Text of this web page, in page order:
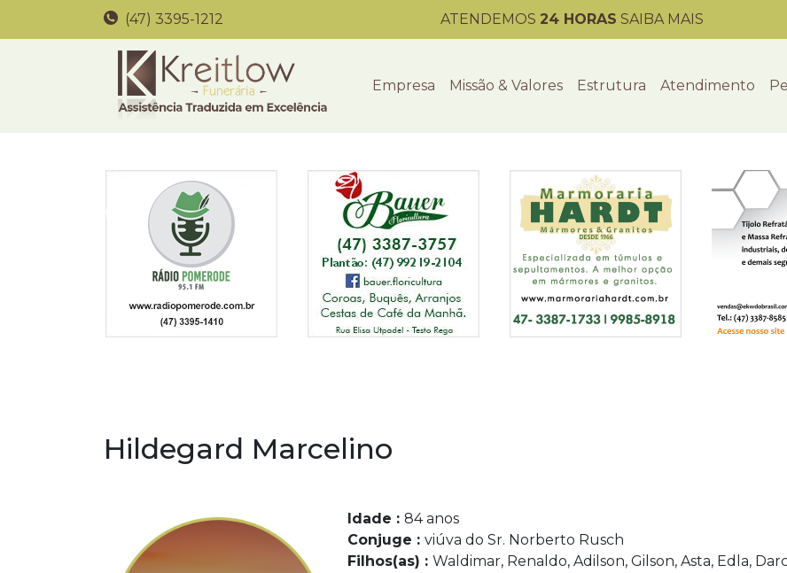
(47) 3395-1212 ATENDEMOS 24 HORAS SAIBA MAIS
Empresa Missão & Valores Estrutura Atendimento
Hildegard Marcelino
Idade : 84 anos
Conjuge : viúva do Sr. Norberto Rusch
Filhos(as) : Waldimar, Renaldo, Adilson, Gilson, Asta, Edla,